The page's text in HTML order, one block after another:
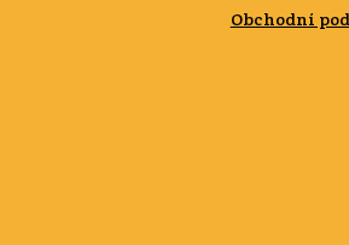
Obchodní